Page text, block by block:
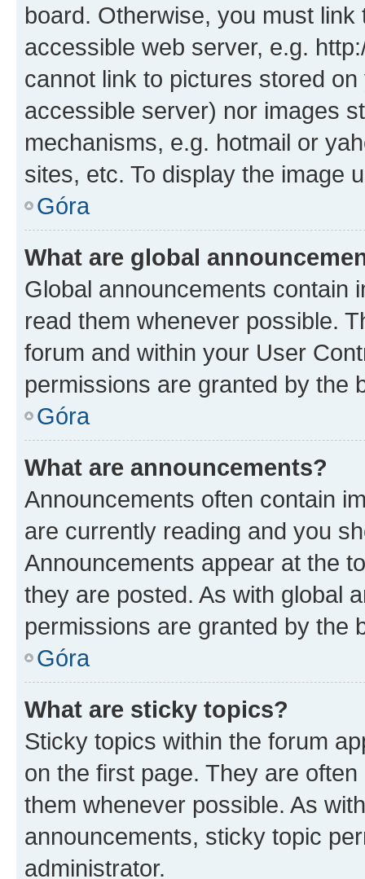
board. Otherwise, you must
accessible web server, e.g.
cannot link to pictures stored
accessible server) nor images
mechanisms, e.g. hotmail or
sites, etc. To display the image
Góra
What are global
Global announcements contain
read them whenever possible.
forum and within your User
permissions are granted by the
Góra
What are announcements?
Announcements often contain
are currently reading and you
Announcements appear at the
they are posted. As with global
permissions are granted by the
Góra
What are sticky topics?
Sticky topics within the forum
on the first page. They are
them whenever possible. As
announcements, sticky topic
administrator.